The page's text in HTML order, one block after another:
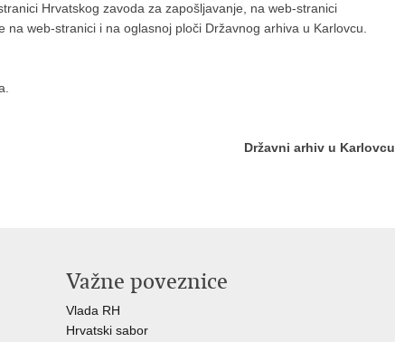
Hrvatskog zavoda za zapošljavanje, na web-stranici
web-stranici i na oglasnoj ploči Državnog arhiva u Karlovcu.
Državni arhiv u Karlovcu
Važne poveznice
Vlada RH
Hrvatski sabor